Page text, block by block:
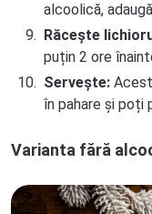
alcoolică,
Răcește
puțin 2 ore
Servește:
în pahare și poți
Varianta fără